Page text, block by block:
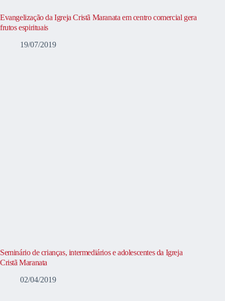
Evangelização da Igreja Cristã Maranata em centro comercial gera
frutos espirituais
19/07/2019
Seminário de crianças, intermediários e adolescentes da Igreja
Cristã Maranata
02/04/2019